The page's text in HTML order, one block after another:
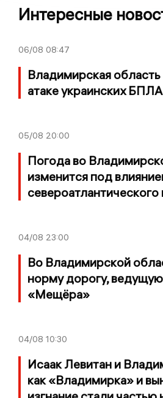
Интересные
06/08 08:47
Владимирская
атаке украинских БПЛА
05/08 20:00
Погода во
изменится под
североатлантического
04/08 23:00
Во Владимирской
норму дорогу, ведущую
«Мещёра»
04/08 10:30
Исаак Левитан и
как «Владимирка» и